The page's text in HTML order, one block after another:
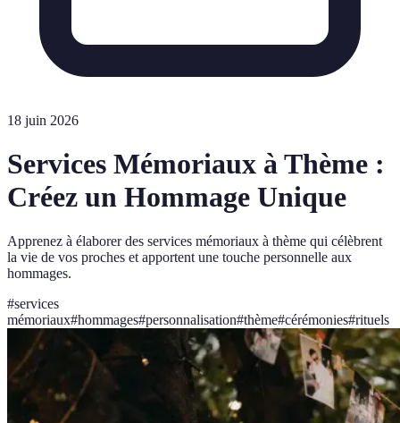
18 juin 2026
Services Mémoriaux à Thème :
Créez un Hommage Unique
Apprenez à élaborer des services mémoriaux à thème qui célèbrent
la vie de vos proches et apportent une touche personnelle aux
hommages.
#services
mémoriaux#hommages#personnalisation#thème#cérémonies#rituels